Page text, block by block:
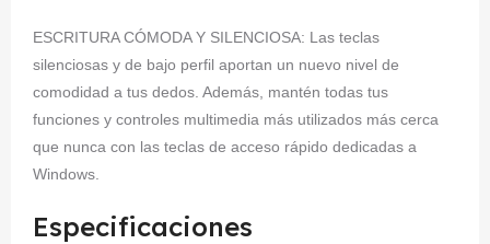
ESCRITURA CÓMODA Y SILENCIOSA: Las teclas
silenciosas y de bajo perfil aportan un nuevo nivel de
comodidad a tus dedos. Además, mantén todas tus
funciones y controles multimedia más utilizados más cerca
que nunca con las teclas de acceso rápido dedicadas a
Windows.
Especificaciones